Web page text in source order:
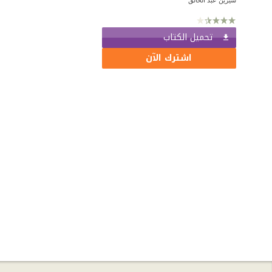
تحميل الكتاب
اشترك الآن